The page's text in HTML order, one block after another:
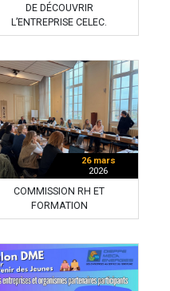
DE DÉCOUVRIR
L’ENTREPRISE CELEC.
26 mars
2026
COMMISSION RH ET
FORMATION